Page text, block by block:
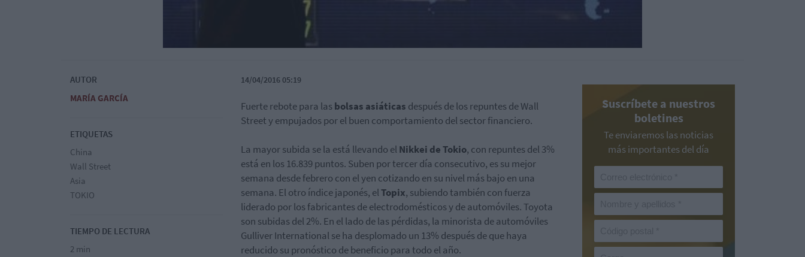
AUTOR
MARÍA GARCÍA
ETIQUETAS
China
Wall Street
Asia
TOKIO
TIEMPO DE LECTURA
2 min
14/04/2016 05:19
Fuerte rebote para lasbolsas asiáticas después de los repuntes de Wall
Street y empujados por el buen comportamiento del sector financiero.
La mayor subida se la está llevando elNikkei de Tokio, con repuntes del 3%
está en los 16.839 puntos. Suben por tercer día consecutivo, es su mejor
semana desde febrero con el yen cotizando en su nivel más bajo en una
semana. El otro índice japonés, elTopix, subiendo también con fuerza
liderado por los fabricantes de electrodomésticos y de automóviles. Toyota
son subidas del 2%. En el lado de las pérdidas, la minorista de automóviles
Gulliver International se ha desplomado un 13% después de que haya
reducido su pronóstico de beneficio para todo el año.
Suscríbete a nuestros
boletines
Te enviaremos las noticias
más importantes del día